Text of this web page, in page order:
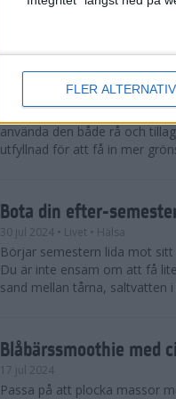
FLER ALTERNATIV
tips både till dig som satsar
Enkla och goda
• Livet• Recept
använda den både rå och
utfyllnad för att få in mer
Bota din efter-
30 jul 2024 • Livet • Hälsa
Börjar semestern lida mot
Du är inte ensam om att få
sand mellan tårna, saltvatten
Blåbärssmoothie med
17 jul 2024
Passa på att plocka massor